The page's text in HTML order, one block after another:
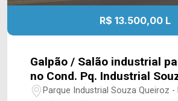
R$ 13.500,00 L
Galpão / Salão industrial
no Cond. Pq. Industrial
em Limeira/SP
Parque Industrial Souza Queiroz -